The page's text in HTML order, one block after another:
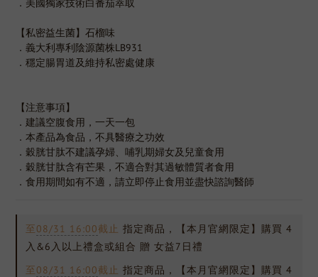
【私密益生菌】石榴味
．義大利專利陰源菌株LB931
．穩定腸胃道及維持私密處健康
【注意事項】
．建議空腹食用，一天一包
．本產品為食品，不具醫療之功效
．穀胱甘肽不建議孕婦、哺乳期婦女及兒童食用
．穀胱甘肽含有芒果，不適合對其過敏體質者食用
．食用期間如有不適，請立即停止食用並盡快諮詢醫師
至08/31 16:00截止 指定商品，【本月官網限定】購買 4
入&6入以上禮盒或組合 贈 女益7日禮
至08/31 16:00截止 指定商品，【本月官網限定】購買 4